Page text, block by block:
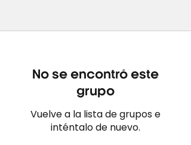
No se encontró este
grupo
Vuelve a la lista de grupos e
inténtalo de nuevo.